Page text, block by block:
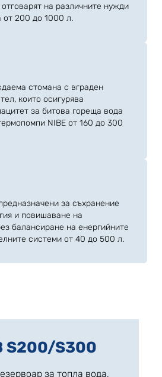
на различните нужди
от 200 до 1000 л.
стомана с вграден
които осигурява
за битова гореща вода
NIBE от 160 до 300
за съхранение
и повишаване на
балансиране на енергийните
системи от 40 до 500 л.
S200/S300
за топла вода,